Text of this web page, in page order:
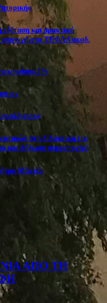
εξέταση και πρακτική
στα ΤΕΦΑΑ ακαδ.
5%
στη διδακτική της
και δήλωση συμμετοχής)
Μάντζο
ΑΠΟ ΤΗ